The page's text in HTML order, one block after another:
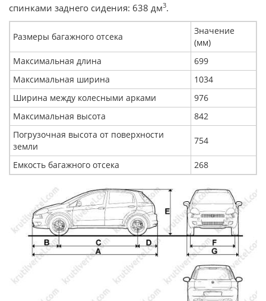
спинками заднего сидения: 638 дм3.
Размеры багажного отсека
Значение
(мм)
Максимальная длина
699
Максимальная ширина
1034
Ширина между колесными арками
976
Максимальная высота
842
Погрузочная высота от поверхности
земли
754
Емкость багажного отсека 268